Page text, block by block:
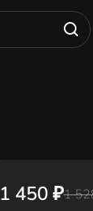
1 450 ₽1